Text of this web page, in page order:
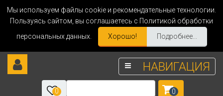
Мы используем файлы cookie и рекомендательные технологии.
Пользуясь сайтом, вы соглашаетесь с Политикой обработки
персональных данных.
Хорошо! Подробнее...
НАВИГАЦИЯ
0 0